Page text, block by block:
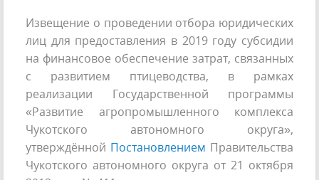
Извещение о проведении отбора юридических
лиц для предоставления в 2019 году субсидии
на финансовое обеспечение затрат, связанных
с развитием птицеводства, в рамках
реализации Государственной программы
«Развитие агропромышленного комплекса
Чукотского автономного округа»,
утверждённой Постановлением Правительства
Чукотского автономного округа от 21 октября